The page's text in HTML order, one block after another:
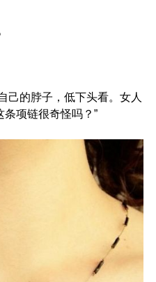
己的脖子，低下头看。女人
条项链很奇怪吗？”